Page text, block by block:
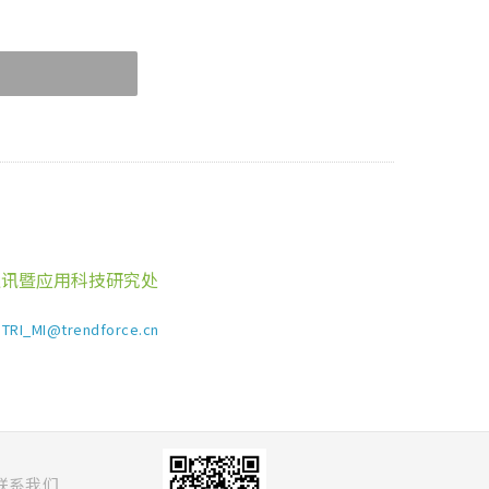
暨应用科技研究处
TRI_MI@trendforce.cn
系我们